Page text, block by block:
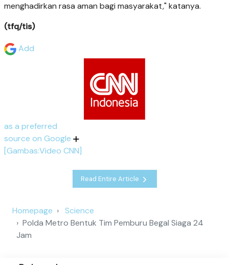
menghadirkan rasa aman bagi masyarakat," katanya.
(tfq/tis)
Add
as a preferred
source on Google
[Gambas:Video CNN]
Read Entire Article
Homepage
Science
Polda Metro Bentuk Tim Pemburu Begal Siaga 24
Jam